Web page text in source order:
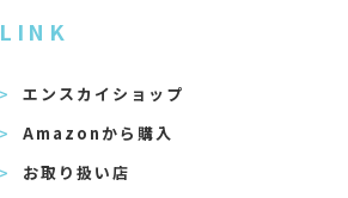
LINK
エンスカイショップ
Amazonから購入
お取り扱い店